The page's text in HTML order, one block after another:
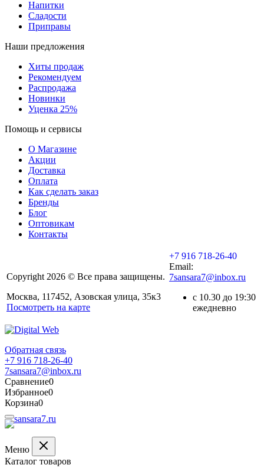
Напитки
Сладости
Приправы
Наши предложения
Хиты продаж
Рекомендуем
Распродажа
Новинки
Уценка 25%
Помощь и сервисы
О Магазине
Акции
Доставка
Оплата
Как сделать заказ
Бренды
Блог
Оптовикам
Контакты
Copyright 2026 © Все права защищены.
Москва, 117452, Азовская улица, 35к3
Посмотреть на карте
+7 916 718-26-40
Email:
7sansara7@inbox.ru
с 10.30 до 19:30
ежедневно
Обратная связь
+7 916 718-26-40
7sansara7@inbox.ru
Сравнение0
Избранное0
Корзина0
Меню
Каталог товаров